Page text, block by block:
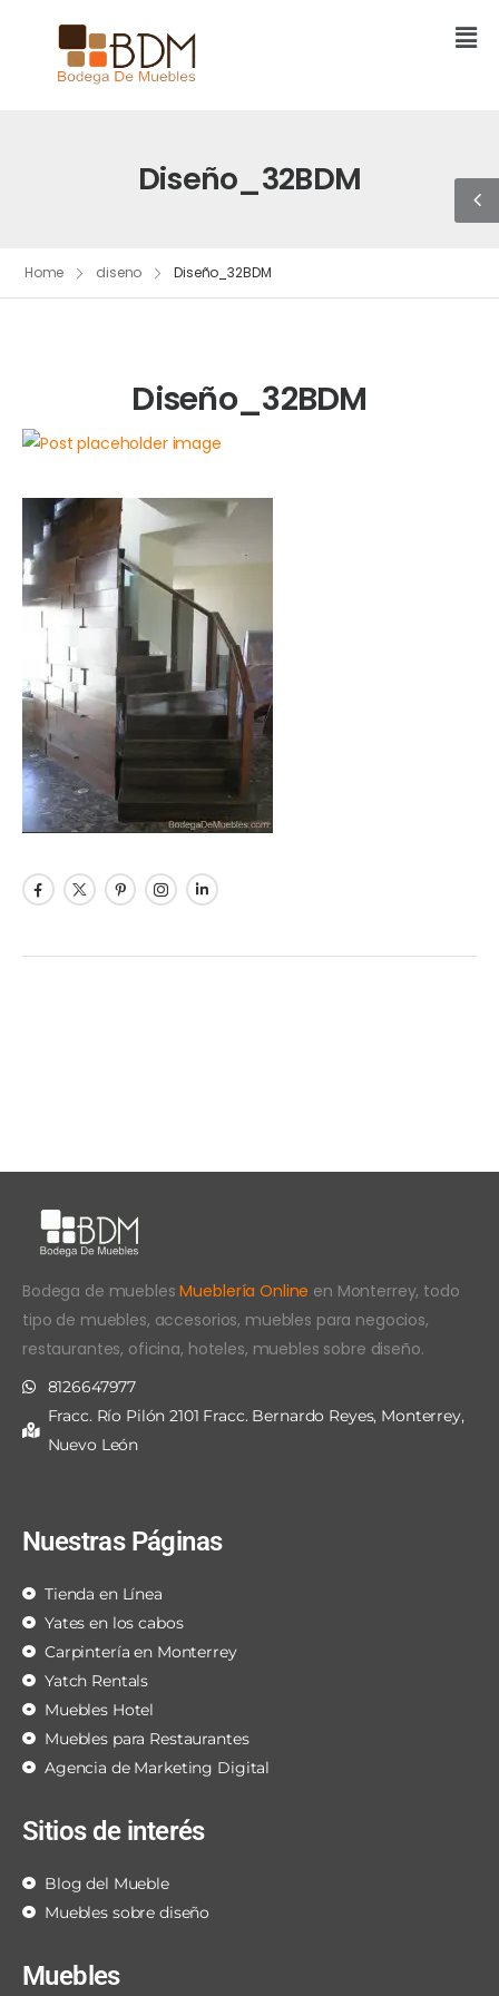
Diseño_32BDM
Home diseno Diseño_32BDM
Diseño_32BDM
Bodega de mueblesMueblería Online en Monterrey, todo
tipo de muebles, accesorios, muebles para negocios,
restaurantes, oficina, hoteles, muebles sobre diseño.
8126647977
Fracc. Río Pilón 2101 Fracc. Bernardo Reyes, Monterrey,
Nuevo León
Nuestras Páginas
Tienda en Línea
Yates en los cabos
Carpintería en Monterrey
Yatch Rentals
Muebles Hotel
Muebles para Restaurantes
Agencia de Marketing Digital
Sitios de interés
Blog del Mueble
Muebles sobre diseño
Muebles